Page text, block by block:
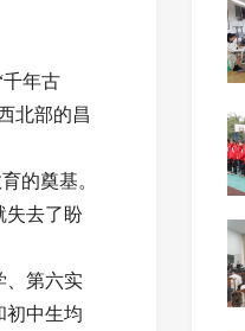
年古
北部的昌
的奠基。
失去了盼
第六实
初中生均